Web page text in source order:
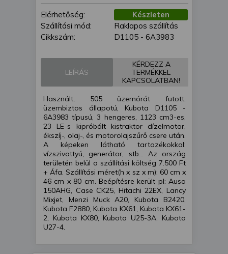
Elérhetőség:
Készleten
Szállítási mód:
Raklapos szállítás
Cikkszám:
D1105 - 6A3983
LEÍRÁS
KÉRDEZZ A
TERMÉKKEL
KAPCSOLATBAN!
Használt, 505 üzemórát futott,
üzembiztos állapotú, Kubota D1105 -
6A3983 típusú, 3 hengeres, 1123 cm3-es,
23 LE-s kipróbált kistraktor dízelmotor,
ékszíj-, olaj-, és motorolajszűrő csere után.
A képeken látható tartozékokkal:
vízszivattyú, generátor, stb... Az ország
területén belül a szállítási költség 7.500 Ft
+ Áfa. Szállítási méret(h x sz x m): 60 cm x
46 cm x 80 cm. Beépítésre került pl: Ausa
150AHG, Case CK25, Hitachi 22EX, Lancy
Mixjet, Menzi Muck A20, Kubota B2420,
Kubota F2880, Kubota KX61, Kubota KX61-
2, Kubota KX80, Kubota U25-3A, Kubota
U27-4.
lehetőségként a hozzájárulás
megadása vagy elutasítása előtt
részletesebb információkhoz juthat, és
megváltoztathatja beállításait. Felhívjuk
bizonyos kezeléséhez nem feltétlenül
szükséges az Ön hozzájárulása, de
jogában áll tiltakozni az ilyen jellegű
adatkezelés ellen. A beállításai csak erre
a weboldalra érvényesek. Erre a
webhelyre visszatérve vagy az
adatvédelmi szabályzatunk segítségével
bármikor megváltoztathatja a
beállításait.